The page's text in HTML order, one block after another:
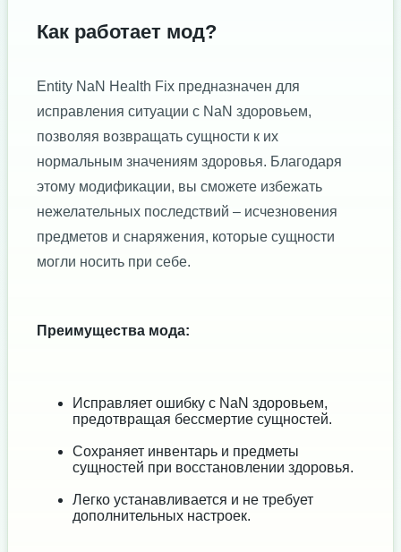
Как работает мод?
Entity NaN Health Fix предназначен для
исправления ситуации с NaN здоровьем,
позволяя возвращать сущности к их
нормальным значениям здоровья. Благодаря
этому модификации, вы сможете избежать
нежелательных последствий – исчезновения
предметов и снаряжения, которые сущности
могли носить при себе.
Преимущества мода:
Исправляет ошибку с NaN здоровьем,
предотвращая бессмертие сущностей.
Сохраняет инвентарь и предметы
сущностей при восстановлении здоровья.
Легко устанавливается и не требует
дополнительных настроек.